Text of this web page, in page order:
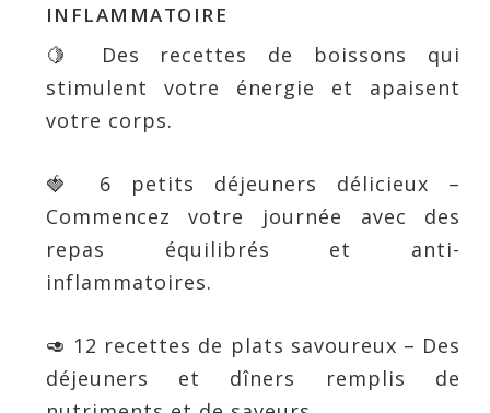
INFLAMMATOIRE
🍋 Des recettes de boissons qui
stimulent votre énergie et apaisent
votre corps.
🍓 6 petits déjeuners délicieux –
Commencez votre journée avec des
repas équilibrés et anti-
inflammatoires.
🥑 12 recettes de plats savoureux – Des
déjeuners et dîners remplis de